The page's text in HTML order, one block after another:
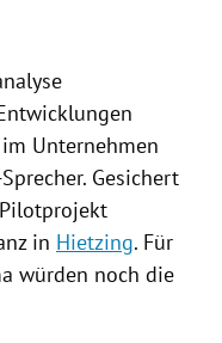
Unternehmen
Gesichert
in Hietzing. Für
würden noch die